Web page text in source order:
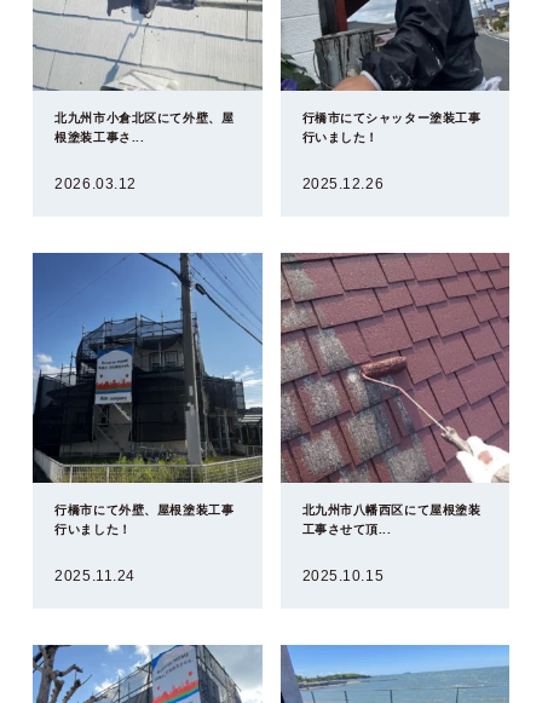
北九州市小倉北区にて外壁、屋
根塗装工事さ...
2026.03.12
行橋市にてシャッター塗装工事
行いました！
2025.12.26
行橋市にて外壁、屋根塗装工事
行いました！
2025.11.24
北九州市八幡西区にて屋根塗装
工事させて頂...
2025.10.15